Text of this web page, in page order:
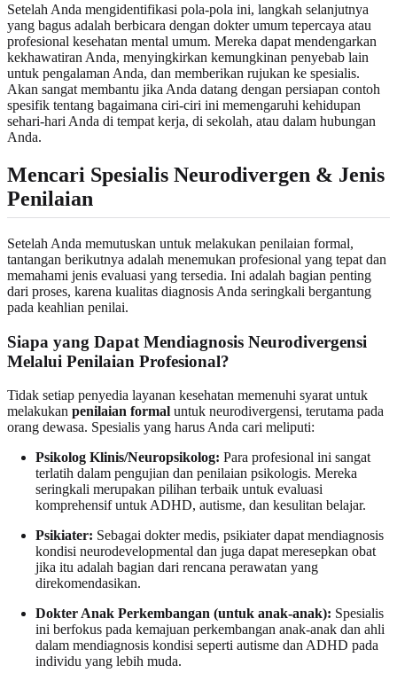
Setelah Anda mengidentifikasi pola-pola ini, langkah selanjutnya
yang bagus adalah berbicara dengan dokter umum tepercaya atau
profesional kesehatan mental umum. Mereka dapat mendengarkan
kekhawatiran Anda, menyingkirkan kemungkinan penyebab lain
untuk pengalaman Anda, dan memberikan rujukan ke spesialis.
Akan sangat membantu jika Anda datang dengan persiapan contoh
spesifik tentang bagaimana ciri-ciri ini memengaruhi kehidupan
sehari-hari Anda di tempat kerja, di sekolah, atau dalam hubungan
Anda.
Mencari Spesialis Neurodivergen & Jenis
Penilaian
Setelah Anda memutuskan untuk melakukan penilaian formal,
tantangan berikutnya adalah menemukan profesional yang tepat dan
memahami jenis evaluasi yang tersedia. Ini adalah bagian penting
dari proses, karena kualitas diagnosis Anda seringkali bergantung
pada keahlian penilai.
Siapa yang Dapat Mendiagnosis Neurodivergensi
Melalui Penilaian Profesional?
Tidak setiap penyedia layanan kesehatan memenuhi syarat untuk
melakukan penilaian formal untuk neurodivergensi, terutama pada
orang dewasa. Spesialis yang harus Anda cari meliputi:
Psikolog Klinis/Neuropsikolog: Para profesional ini sangat
terlatih dalam pengujian dan penilaian psikologis. Mereka
seringkali merupakan pilihan terbaik untuk evaluasi
komprehensif untuk ADHD, autisme, dan kesulitan belajar.
Psikiater: Sebagai dokter medis, psikiater dapat mendiagnosis
kondisi neurodevelopmental dan juga dapat meresepkan obat
jika itu adalah bagian dari rencana perawatan yang
direkomendasikan.
Dokter Anak Perkembangan (untuk anak-anak): Spesialis
ini berfokus pada kemajuan perkembangan anak-anak dan ahli
dalam mendiagnosis kondisi seperti autisme dan ADHD pada
individu yang lebih muda.